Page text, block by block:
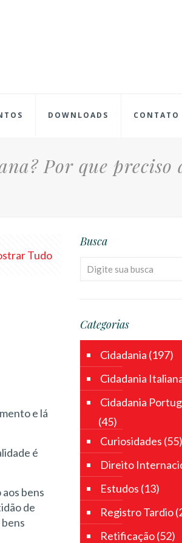
DOWNLOADS CONTATO
Por que preciso
Tudo
e lá
é
bens
de
Busca
Categorias
Cidadania (197)
Cidadania
Cidadania
(45)
Curiosidades (55)
Direito
Estudos (13)
Registro Tardio
Retificação(52)